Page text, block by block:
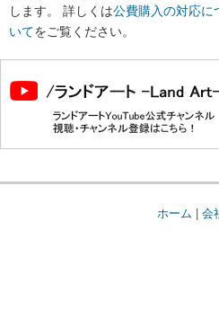
します。 詳しくは公費購入の対応に
いてをご覧ください。
ホーム | 会